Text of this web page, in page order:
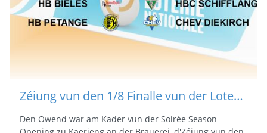
Zéiung vun den 1/8 Finalle vun der Loterie Nationale Coupe de Luxembourg
Den Owend war am Kader vun der Soirée Season